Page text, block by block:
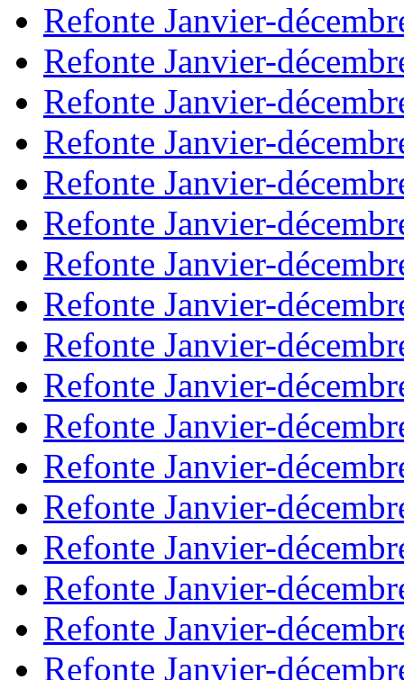
Refonte Janvier-
Refonte Janvier-
Refonte Janvier-
Refonte Janvier-
Refonte Janvier-
Refonte Janvier-
Refonte Janvier-
Refonte Janvier-
Refonte Janvier-
Refonte Janvier-
Refonte Janvier-
Refonte Janvier-
Refonte Janvier-
Refonte Janvier-
Refonte Janvier-
Refonte Janvier-
Refonte Janvier-